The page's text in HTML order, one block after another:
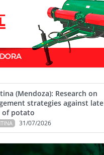
(Mendoza): Research on
strategies against late
of potato
31/07/2026